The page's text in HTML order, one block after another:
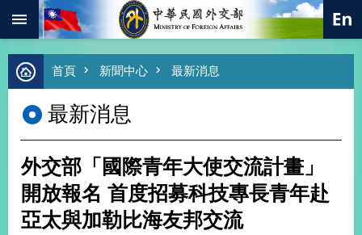
跳到主要內容區塊
進
階
尋
熱
總
首頁 新聞中心 最新消息
最新消息
外交部「國際青年大使交流計畫」
開放報名 首度招募科技專長青年赴
亞太與加勒比海友邦交流